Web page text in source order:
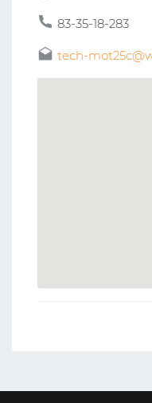
83-35-18-283
tech-